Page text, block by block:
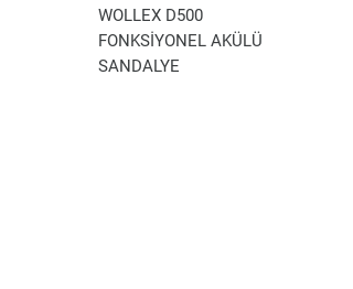
WOLLEX D500
FONKSİYONEL AKÜLÜ
SANDALYE